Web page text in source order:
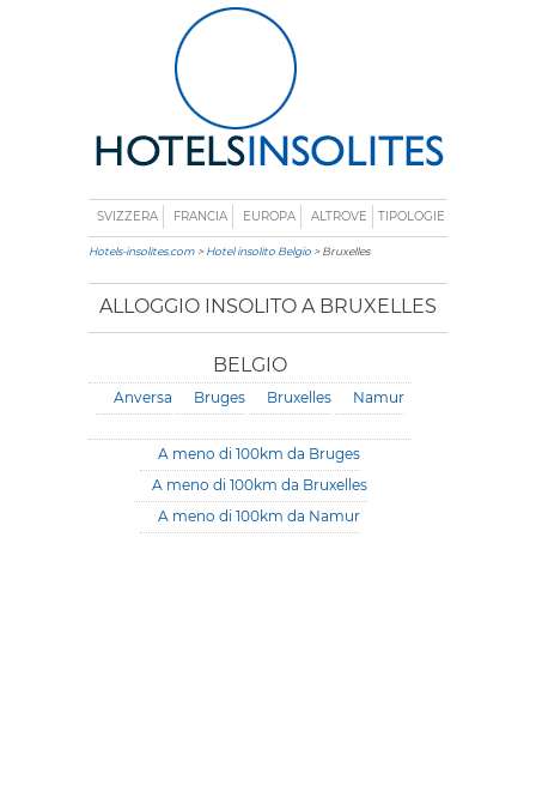
SVIZZERA FRANCIA EUROPA ALTROVE TIPOLOGIE
Hotels-insolites.com >Hotel insolito Belgio > Bruxelles
ALLOGGIO INSOLITO A BRUXELLES
BELGIO
Anversa Bruges Bruxelles Namur
A meno di 100km da Bruges
A meno di 100km da Bruxelles
A meno di 100km da Namur